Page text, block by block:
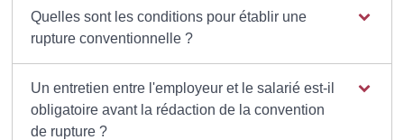
Quelles sont les conditions pour établir une
rupture conventionnelle ?
Un entretien entre l'employeur et le salarié est-il
obligatoire avant la rédaction de la convention
de rupture ?